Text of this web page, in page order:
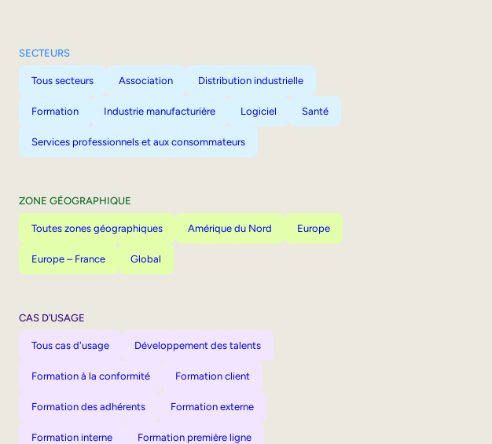
SECTEURS
Tous secteurs Association Distribution industrielle
Formation Industrie manufacturière Logiciel Santé
Services professionnels et aux consommateurs
ZONE GÉOGRAPHIQUE
Toutes zones géographiques Amérique du Nord Europe
Europe – France Global
CAS D’USAGE
Tous cas d'usage Développement des talents
Formation à la conformité Formation client
Formation des adhérents Formation externe
Formation interne Formation première ligne